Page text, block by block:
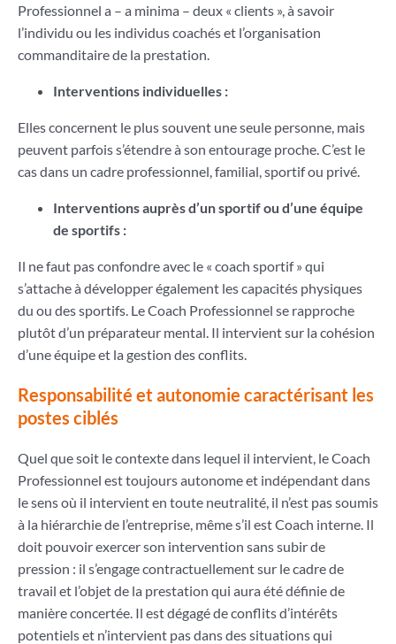
Professionnel a – a minima – deux « clients », à savoir
l’individu ou les individus coachés et l’organisation
commanditaire de la prestation.
Interventions individuelles :
Elles concernent le plus souvent une seule personne, mais
peuvent parfois s’étendre à son entourage proche. C’est le
cas dans un cadre professionnel, familial, sportif ou privé.
Interventions auprès d’un sportif ou d’une équipe
de sportifs :
Il ne faut pas confondre avec le « coach sportif » qui
s’attache à développer également les capacités physiques
du ou des sportifs. Le Coach Professionnel se rapproche
plutôt d’un préparateur mental. Il intervient sur la cohésion
d’une équipe et la gestion des conflits.
Responsabilité et autonomie caractérisant les
postes ciblés
Quel que soit le contexte dans lequel il intervient, le Coach
Professionnel est toujours autonome et indépendant dans
le sens où il intervient en toute neutralité, il n’est pas soumis
à la hiérarchie de l’entreprise, même s’il est Coach interne. Il
doit pouvoir exercer son intervention sans subir de
pression : il s’engage contractuellement sur le cadre de
travail et l’objet de la prestation qui aura été définie de
manière concertée. Il est dégagé de conflits d’intérêts
potentiels et n’intervient pas dans des situations qui